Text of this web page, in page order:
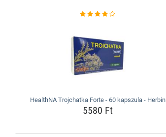
HealthNA Trojchatka Forte - 60 kapszula - Herbin
5580 Ft